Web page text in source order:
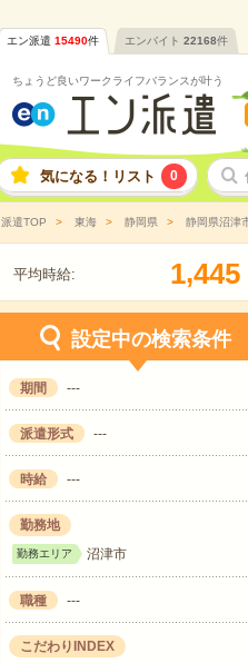
エン派遣 15490件 エンバイト 22168件
ちょうど良いワークライフバランスが叶う
気になる！リスト 0
派遣TOP 東海 静岡県 静岡県沼津
平均時給: 1,445
設定中の検索条件
期間 ---
派遣形式 ---
時給 ---
勤務地
勤務エリア 沼津市
職種 ---
こだわりINDEX